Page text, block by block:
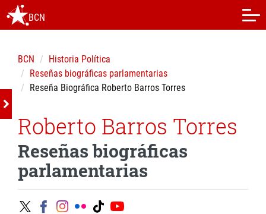
BCN
BCN
Historia Política
Reseñas biográficas parlamentarias
Reseña Biográfica Roberto Barros Torres
Roberto Barros Torres
Reseñas biográficas
parlamentarias